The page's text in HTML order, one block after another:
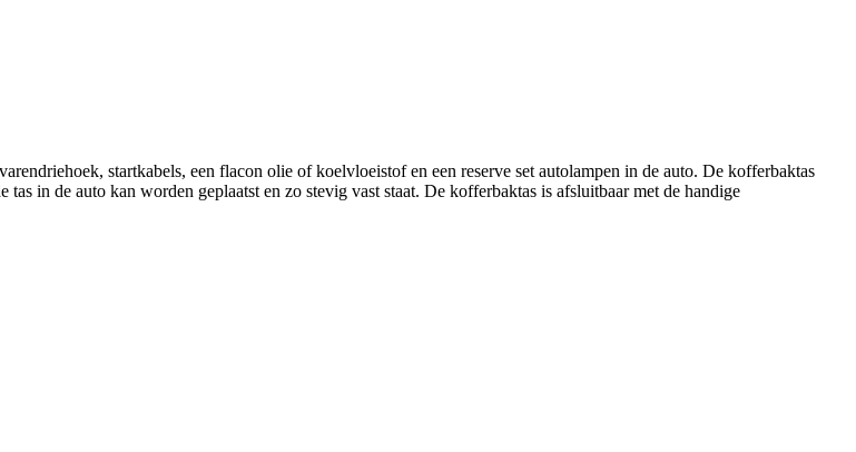
startkabels, een flacon olie of koelvloeistof en een reserve set autolampen in de auto. De kofferbaktas
in de auto kan worden geplaatst en zo stevig vast staat. De kofferbaktas is afsluitbaar met de handige